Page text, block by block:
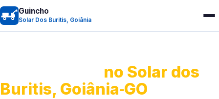
Guincho
Solar Dos Buritis, Goiânia
no Solar dos
Buritis, Goiânia‑GO